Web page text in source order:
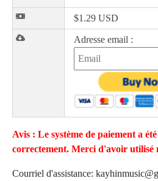
$1.29 USD
Adresse email :
Avis : Le système de paiement a
correctement. Merci d'avoir utilisé
Courriel d'assistance: